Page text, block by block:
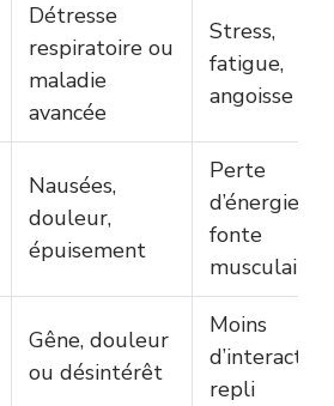
Détresse
respiratoire ou
maladie
avancée
Stress,
fatigue,
angoisse
Nausées,
douleur,
épuisement
Perte
d’énergie,
fonte
musculaire
Gêne, douleur
ou désintérêt
Moins
repli